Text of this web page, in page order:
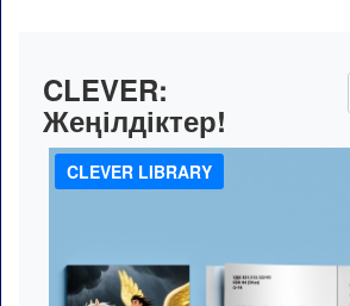
CLEVER:
Жеңілдіктер!
CLEVER LIBRARY